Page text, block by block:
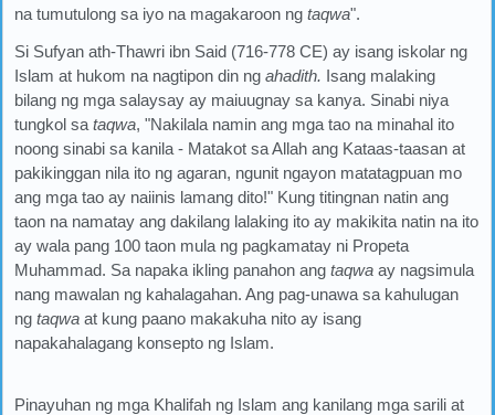
na tumutulong sa iyo na magakaroon ng taqwa".
Si Sufyan ath-Thawri ibn Said (716-778 CE) ay isang iskolar ng
Islam at hukom na nagtipon din ng ahadith. Isang malaking
bilang ng mga salaysay ay maiuugnay sa kanya. Sinabi niya
tungkol sa taqwa, "Nakilala namin ang mga tao na minahal ito
noong sinabi sa kanila - Matakot sa Allah ang Kataas-taasan at
pakikinggan nila ito ng agaran, ngunit ngayon matatagpuan mo
ang mga tao ay naiinis lamang dito!" Kung titingnan natin ang
taon na namatay ang dakilang lalaking ito ay makikita natin na ito
ay wala pang 100 taon mula ng pagkamatay ni Propeta
Muhammad. Sa napaka ikling panahon ang taqwa ay nagsimula
nang mawalan ng kahalagahan. Ang pag-unawa sa kahulugan
ng taqwa at kung paano makakuha nito ay isang
napakahalagang konsepto ng Islam.
Pinayuhan ng mga Khalifah ng Islam ang kanilang mga sarili at